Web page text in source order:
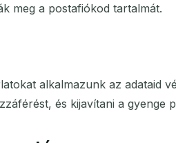
meg a postafiókod tartalmát.
alkalmazunk az adataid
és kijavítani a gyenge